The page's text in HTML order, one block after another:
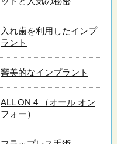
入れ歯を利用したインプ
ラント
審美的なインプラント
ALL ON 4 （オール オン
フォー）